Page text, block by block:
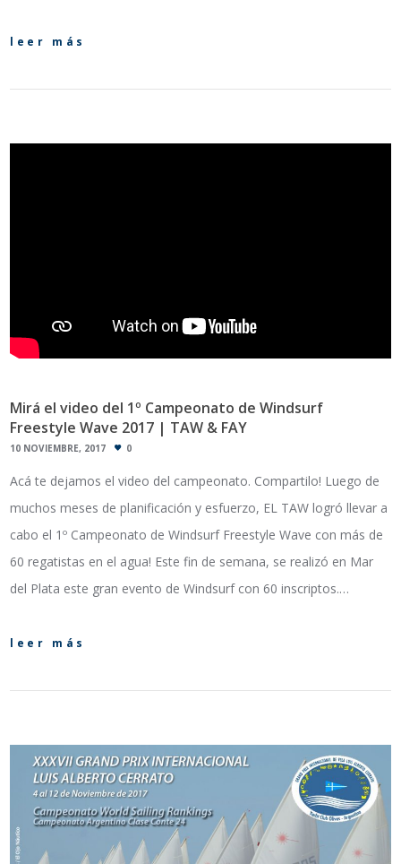
leer más
Mirá el video del 1º Campeonato de Windsurf
Freestyle Wave 2017 | TAW & FAY
10 NOVIEMBRE, 2017 0
Acá te dejamos el video del campeonato. Compartilo! Luego de
muchos meses de planificación y esfuerzo, EL TAW logró llevar a
cabo el 1º Campeonato de Windsurf Freestyle Wave con más de
60 regatistas en el agua! Este fin de semana, se realizó en Mar
del Plata este gran evento de Windsurf con 60 inscriptos.…
leer más